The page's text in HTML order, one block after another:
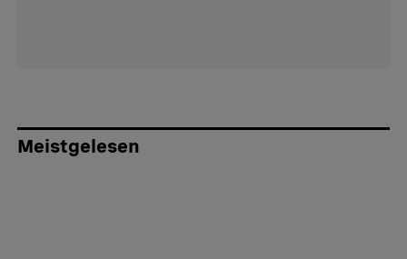
Meistgelesen